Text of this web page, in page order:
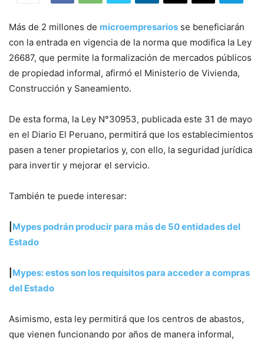
Más de 2 millones de microempresarios se beneficiarán
con la entrada en vigencia de la norma que modifica la Ley
26687, que permite la formalización de mercados públicos
de propiedad informal, afirmó el Ministerio de Vivienda,
Construcción y Saneamiento.
De esta forma, la Ley N°30953, publicada este 31 de mayo
en el Diario El Peruano, permitirá que los establecimientos
pasen a tener propietarios y, con ello, la seguridad jurídica
para invertir y mejorar el servicio.
También te puede interesar:
Mypes podrán producir para más de 50 entidades del
Estado
Mypes: estos son los requisitos para acceder a compras
del Estado
Asimismo, esta ley permitirá que los centros de abastos,
que vienen funcionando por años de manera informal,